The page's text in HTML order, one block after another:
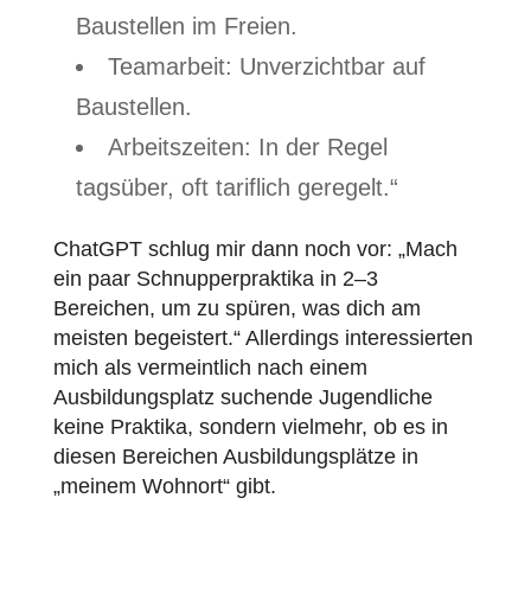
Baustellen im Freien.
Teamarbeit: Unverzichtbar auf
Baustellen.
Arbeitszeiten: In der Regel
tagsüber, oft tariflich geregelt.“
ChatGPT schlug mir dann noch vor: „Mach
ein paar Schnupperpraktika in 2–3
Bereichen, um zu spüren, was dich am
meisten begeistert.“ Allerdings interessierten
mich als vermeintlich nach einem
Ausbildungsplatz suchende Jugendliche
keine Praktika, sondern vielmehr, ob es in
diesen Bereichen Ausbildungsplätze in
„meinem Wohnort“ gibt.